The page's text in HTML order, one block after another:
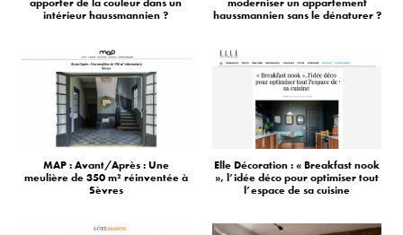
intérieur haussmannien ?
haussmannien sans le dénaturer ?
MAP : Avant/Après : Une
meulière de 350 m² réinventée à
Sèvres
Elle Décoration : « Breakfast nook
», l’idée déco pour optimiser tout
l’espace de sa cuisine